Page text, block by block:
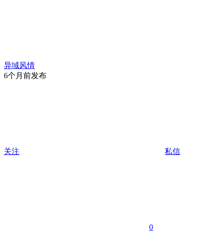
异域风情
6个月前发布
关注 私信
0